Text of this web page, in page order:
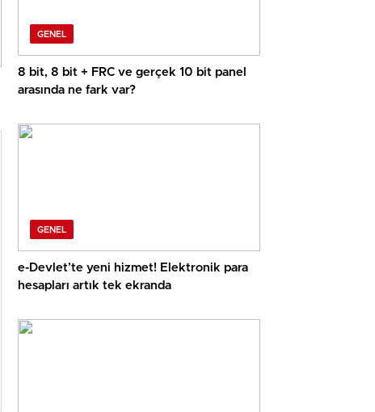
GENEL
8 bit, 8 bit + FRC ve gerçek 10 bit panel
arasında ne fark var?
GENEL
e-Devlet’te yeni hizmet! Elektronik para
hesapları artık tek ekranda